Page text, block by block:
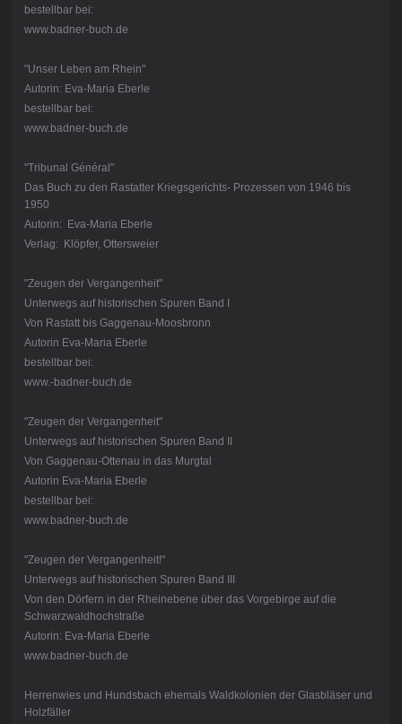
bestellbar bei:
www.badner-buch.de
"Unser Leben am Rhein"
Autorin: Eva-Maria Eberle
bestellbar bei:
www.badner-buch.de
"Tribunal Général"
Das Buch zu den Rastatter Kriegsgerichts- Prozessen von 1946 bis
1950
Autorin: Eva-Maria Eberle
Verlag: Klöpfer, Ottersweier
"Zeugen der Vergangenheit"
Unterwegs auf historischen Spuren Band I
Von Rastatt bis Gaggenau-Moosbronn
Autorin Eva-Maria Eberle
bestellbar bei:
www.-badner-buch.de
"Zeugen der Vergangenheit"
Unterwegs auf historischen Spuren Band II
Von Gaggenau-Ottenau in das Murgtal
Autorin Eva-Maria Eberle
bestellbar bei:
www.badner-buch.de
"Zeugen der Vergangenheit!"
Unterwegs auf historischen Spuren Band III
Von den Dörfern in der Rheinebene über das Vorgebirge auf die
Schwarzwaldhochstraße
Autorin: Eva-Maria Eberle
www.badner-buch.de
Herrenwies und Hundsbach ehemals Waldkolonien der Glasbläser und
Holzfäller